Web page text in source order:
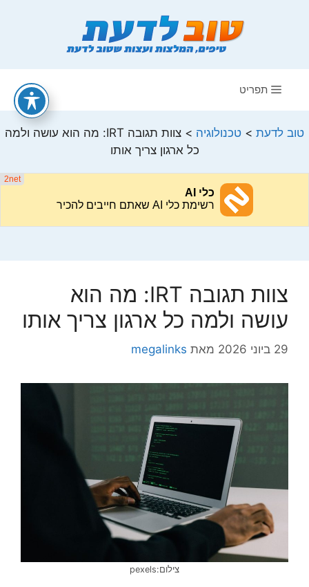
תפריט
טוב לדעת > טכנולוגיה >
צוות תגובה IRT: מה הוא עושה ולמה
כל ארגון צריך אותו
צוות תגובה IRT: מה הוא
עושה ולמה כל ארגון צריך אותו
29 ביוני 2026 מאת megalinks
צילום:pexels